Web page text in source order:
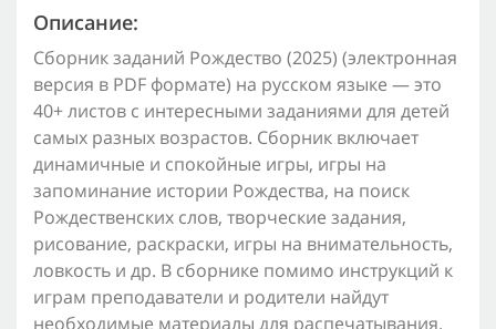
Описание:
Сборник заданий Рождество (2025) (электронная
версия в PDF формате) на русском языке — это
40+ листов с интересными заданиями для детей
самых разных возрастов. Сборник включает
динамичные и спокойные игры, игры на
запоминание истории Рождества, на поиск
Рождественских слов, творческие задания,
рисование, раскраски, игры на внимательность,
ловкость и др. В сборнике помимо инструкций к
играм преподаватели и родители найдут
необходимые материалы для распечатывания.